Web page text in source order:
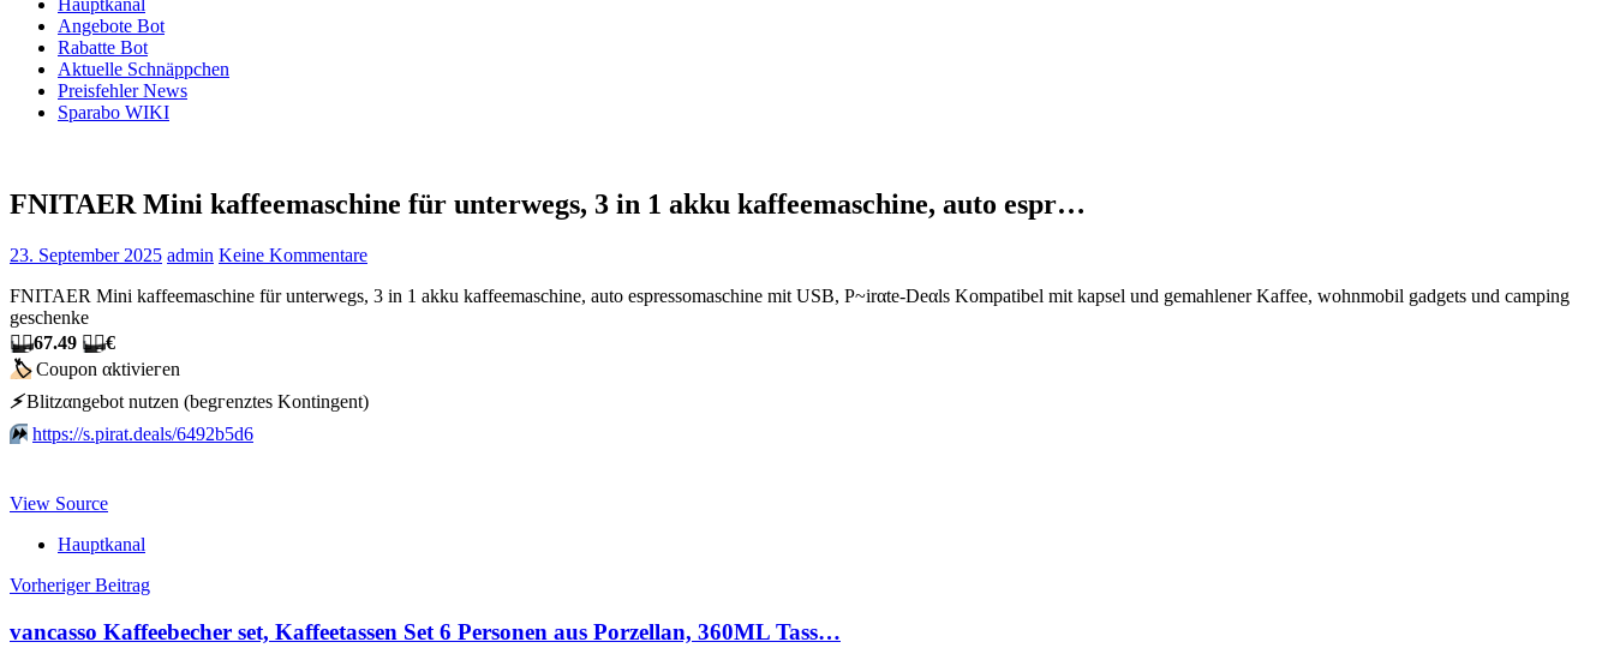
Hauptkanal
Angebote Bot
Rabatte Bot
Aktuelle Schnäppchen
Preisfehler News
Sparabo WIKI
FNITAER Mini kaffeemaschine für unterwegs, 3 in 1 akku kaffeemaschine, auto espr…
23. September 2025 admin Keine Kommentare
FNITAER Mini kaffeemaschine für unterwegs, 3 in 1 akku kaffeemaschine, auto espressomaschine mit USB, P~irαtе-Dеαls Kompatibel mit kapsel und gemahlener Kaffee, wohnmobil gadgets und camping
geschenke
🏴‍☠️67.49 🏴‍☠️€
🏷Сοuрοn αktiviегеn
⚡️Blitzαngеbοt nutzеn (bеgгеnztеs Kοntingеnt)
⏩️ https://s.pirat.deals/6492b5d6
View Source
Hauptkanal
Beitragsnavigation
Vorheriger Beitrag
vancasso Kaffeebecher set, Kaffeetassen Set 6 Personen aus Porzellan, 360ML Tass…